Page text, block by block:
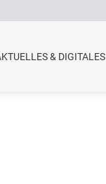
& DIGITALES